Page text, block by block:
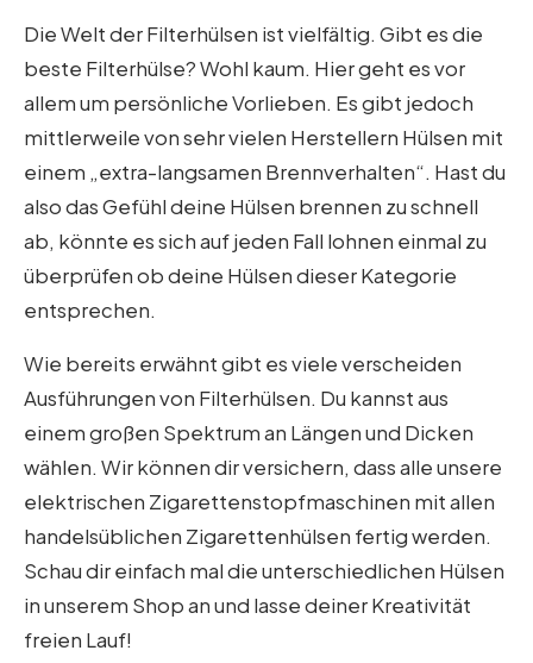
Die Welt der Filterhülsen ist vielfältig. Gibt es die
beste Filterhülse? Wohl kaum. Hier geht es vor
allem um persönliche Vorlieben. Es gibt jedoch
mittlerweile von sehr vielen Herstellern Hülsen mit
einem „extra-langsamen Brennverhalten“. Hast du
also das Gefühl deine Hülsen brennen zu schnell
ab, könnte es sich auf jeden Fall lohnen einmal zu
überprüfen ob deine Hülsen dieser Kategorie
entsprechen.
Wie bereits erwähnt gibt es viele verscheiden
Ausführungen von Filterhülsen. Du kannst aus
einem großen Spektrum an Längen und Dicken
wählen. Wir können dir versichern, dass alle unsere
elektrischen Zigarettenstopfmaschinen mit allen
handelsüblichen Zigarettenhülsen fertig werden.
Schau dir einfach mal die unterschiedlichen Hülsen
in unserem Shop an und lasse deiner Kreativität
freien Lauf!